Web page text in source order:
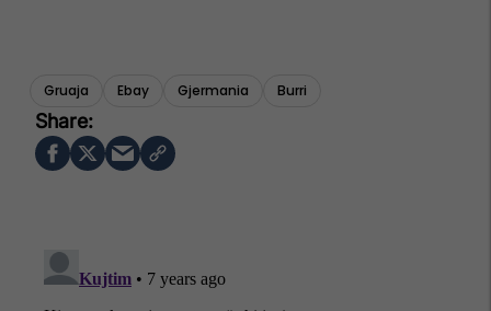
Gruaja Ebay Gjermania Burri